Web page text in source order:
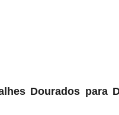
Dourados para